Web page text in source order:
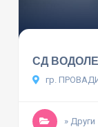
СД
гр.
» Други